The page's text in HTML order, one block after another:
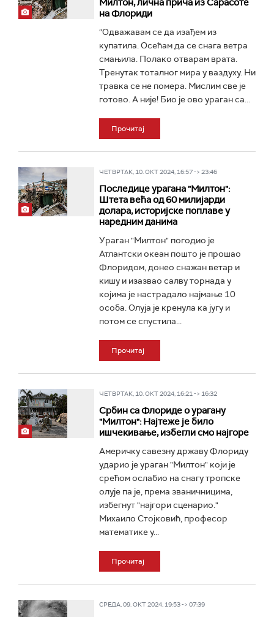
Милтон, лична прича из Сарасоте
на Флориди
“Одважавам се да изађем из
купатила. Осећам да се снага ветра
смањила. Полако отварам врата.
Тренутак тоталног мира у ваздуху. Ни
травка се не помера. Мислим све је
готово. А није! Био је ово ураган са...
Прочитај
ЧЕТВРТАК, 10. ОКТ 2024, 16:57 -> 23:46
Последице урагана "Милтон":
Штета већа од 60 милијарди
долара, историјске поплаве у
наредним данима
Ураган "Милтон" погодио је
Атлантски океан пошто је прошао
Флоридом, донео снажан ветар и
кишу и изазвао салву торнада у
којима је настрадало најмање 10
особа. Олуја је кренула ка југу и
потом се спустила...
Прочитај
ЧЕТВРТАК, 10. ОКТ 2024, 16:21 -> 16:32
Србин са Флориде о урагану
"Милтон": Најтеже је било
ишчекивање, избегли смо најгоре
Америчку савезну државу Флориду
ударио је ураган "Милтон" који је
срећом ослабио на снагу тропске
олује па je, према званичницима,
избегнут "најгори сценарио."
Михаило Стојковић, професор
математике у...
Прочитај
СРЕДА, 09. ОКТ 2024, 19:53 -> 07:39